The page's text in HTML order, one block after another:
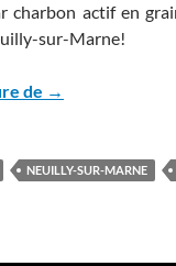
charbon actif en
sur-Marne!
de Les risques
→
NEUILLY-SUR-MARNE